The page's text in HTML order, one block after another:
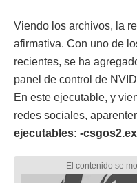
Viendo los archivos, la
afirmativa. Con uno de
recientes, se ha
panel de control de
En este ejecutable, y
redes sociales,
ejecutables: -